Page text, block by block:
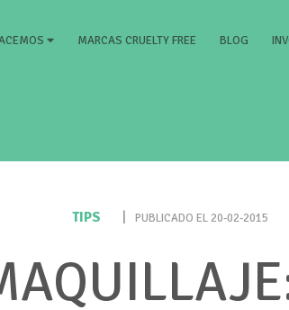
MARCAS CRUELTY FREE BLOG
TIPS PUBLICADO EL 20-02-2015